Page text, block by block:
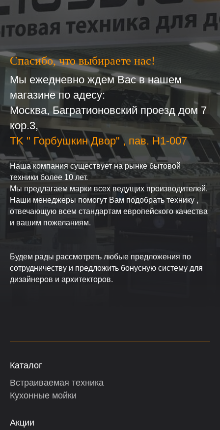
Спасибо, что выбираете нас!
Мы ежедневно ждем Вас в нашем
магазине по адесу:
Москва, Багратионовский проезд дом 7
кор.3,
ТK " Горбушкин Двор" , пав. H1-007
Наша компания существует на рынке бытовой
техники более 10 лет.
Мы предлагаем марки всех ведущих производителей.
Наши менеджеры помогут Вам подобрать технику ,
отвечающую всем стандартам европейского качества
и вашим пожеланиям.
Будем рады рассмотреть любые предложения по
сотрудничеству и предложить бонусную систему для
дизайнеров и архитекторов.
Каталог
Встраиваемая техника
Кухонные мойки
Акции